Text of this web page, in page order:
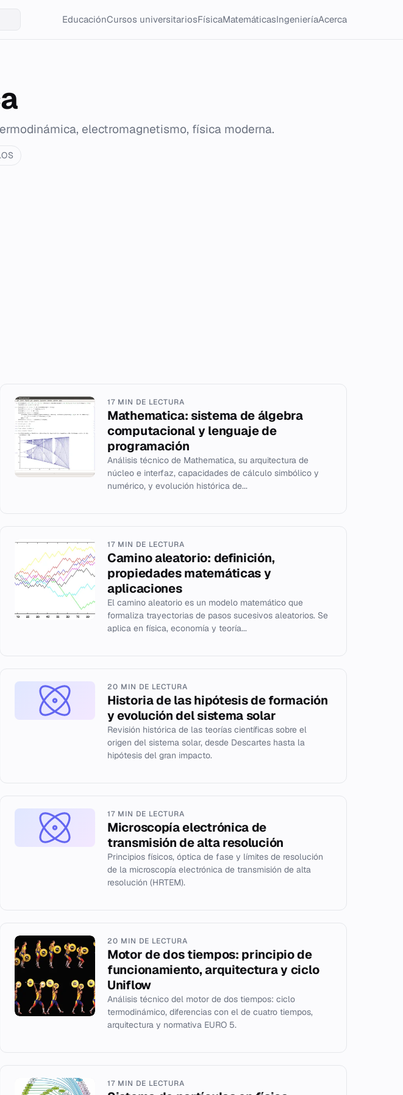
EducaciónCursos universitariosFísicaMatemáticasIngenieríaAcerca
electromagnetismo, física moderna.
17 MIN DE LECTURA
Mathematica: sistema de álgebra
computacional y lenguaje de
programación
Análisis técnico de Mathematica, su arquitectura de
núcleo e interfaz, capacidades de cálculo simbólico y
numérico, y evolución histórica de...
17 MIN DE LECTURA
Camino aleatorio: definición,
propiedades matemáticas y
aplicaciones
El camino aleatorio es un modelo matemático que
formaliza trayectorias de pasos sucesivos aleatorios. Se
aplica en física, economía y teoría...
20 MIN DE LECTURA
Historia de las hipótesis de formación
y evolución del sistema solar
Revisión histórica de las teorías científicas sobre el
origen del sistema solar, desde Descartes hasta la
hipótesis del gran impacto.
17 MIN DE LECTURA
Microscopía electrónica de
transmisión de alta resolución
Principios físicos, óptica de fase y límites de resolución
de la microscopía electrónica de transmisión de alta
resolución (HRTEM).
20 MIN DE LECTURA
Motor de dos tiempos: principio de
funcionamiento, arquitectura y ciclo
Uniflow
Análisis técnico del motor de dos tiempos: ciclo
termodinámico, diferencias con el de cuatro tiempos,
arquitectura y normativa EURO 5.
17 MIN DE LECTURA